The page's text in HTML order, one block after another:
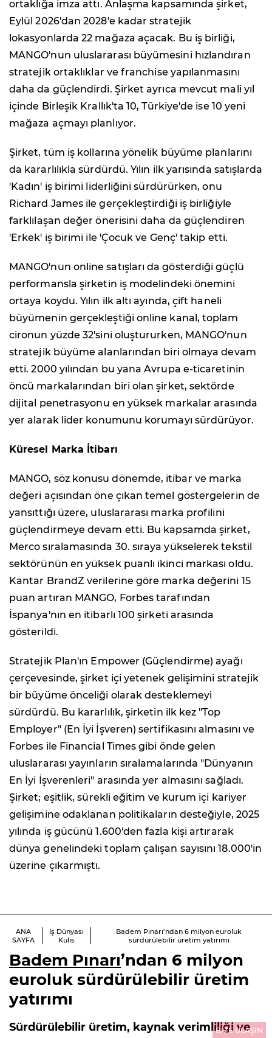
ortaklığa imza attı. Anlaşma kapsamında şirket,
Eylül 2026'dan 2028'e kadar stratejik
lokasyonlarda 22 mağaza açacak. Bu iş birliği,
MANGO'nun uluslararası büyümesini hızlandıran
stratejik ortaklıklar ve franchise yapılanmasını
daha da güçlendirdi. Şirket ayrıca mevcut mali yıl
içinde Birleşik Krallık'ta 10, Türkiye'de ise 10 yeni
mağaza açmayı planlıyor.
Şirket, tüm iş kollarına yönelik büyüme planlarını
da kararlılıkla sürdürdü. Yılın ilk yarısında satışlarda
'Kadın' iş birimi liderliğini sürdürürken, onu
Richard James ile gerçekleştirdiği iş birliğiyle
farklılaşan değer önerisini daha da güçlendiren
'Erkek' iş birimi ile 'Çocuk ve Genç' takip etti.
MANGO'nun online satışları da gösterdiği güçlü
performansla şirketin iş modelindeki önemini
ortaya koydu. Yılın ilk altı ayında, çift haneli
büyümenin gerçekleştiği online kanal, toplam
cironun yüzde 32'sini oluştururken, MANGO'nun
stratejik büyüme alanlarından biri olmaya devam
etti. 2000 yılından bu yana Avrupa e-ticaretinin
öncü markalarından biri olan şirket, sektörde
dijital penetrasyonu en yüksek markalar arasında
yer alarak lider konumunu korumayı sürdürüyor.
Küresel Marka İtibarı
MANGO, söz konusu dönemde, itibar ve marka
değeri açısından öne çıkan temel göstergelerin de
yansıttığı üzere, uluslararası marka profilini
güçlendirmeye devam etti. Bu kapsamda şirket,
Merco sıralamasında 30. sıraya yükselerek tekstil
sektörünün en yüksek puanlı ikinci markası oldu.
Kantar BrandZ verilerine göre marka değerini 15
puan artıran MANGO, Forbes tarafından
İspanya'nın en itibarlı 100 şirketi arasında
gösterildi.
Stratejik Plan'ın Empower (Güçlendirme) ayağı
çerçevesinde, şirket içi yetenek gelişimini stratejik
bir büyüme önceliği olarak desteklemeyi
sürdürdü. Bu kararlılık, şirketin ilk kez "Top
Employer" (En İyi İşveren) sertifikasını almasını ve
Forbes ile Financial Times gibi önde gelen
uluslararası yayınların sıralamalarında "Dünyanın
En İyi İşverenleri" arasında yer almasını sağladı.
Şirket; eşitlik, sürekli eğitim ve kurum içi kariyer
gelişimine odaklanan politikaların desteğiyle, 2025
yılında iş gücünü 1.600'den fazla kişi artırarak
dünya genelindeki toplam çalışan sayısını 18.000'in
üzerine çıkarmıştı.
ANA
SAYFA
İş Dünyası
Kulis
Badem Pınarı’ndan 6 milyon euroluk
sürdürülebilir üretim yatırımı
Badem Pınarı’ndan 6 milyon
euroluk sürdürülebilir üretim
yatırımı
Sürdürülebilir üretim, kaynak verimliliği ve
BİZE ULAŞIN